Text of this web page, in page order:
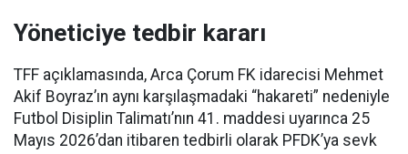
Yöneticiye tedbir kararı
TFF açıklamasında, Arca Çorum FK idarecisi Mehmet
Akif Boyraz’ın aynı karşılaşmadaki “hakareti” nedeniyle
Futbol Disiplin Talimatı’nın 41. maddesi uyarınca 25
Mayıs 2026’dan itibaren tedbirli olarak PFDK’ya sevk